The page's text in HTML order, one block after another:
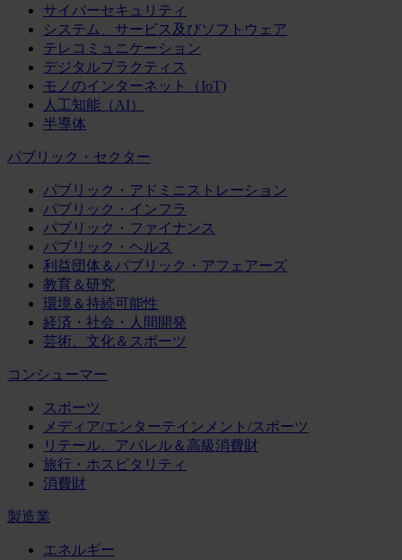
サイバーセキュリティ
システム、サービス及びソフトウェア
テレコミュニケーション
デジタルプラクティス
モノのインターネット（IoT)
人工知能（AI）
半導体
パブリック・セクター
パブリック・アドミニストレーション
パブリック・インフラ
パブリック・ファイナンス
パブリック・ヘルス
利益団体＆パブリック・アフェアーズ
教育＆研究
環境＆持続可能性
経済・社会・人間開発
芸術、文化＆スポーツ
コンシューマー
スポーツ
メディア/エンターテインメント/スポーツ
リテール、アパレル＆高級消費財
旅行・ホスピタリティ
消費財
製造業
エネルギー